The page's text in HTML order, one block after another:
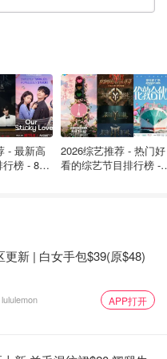
"而且，我真的很喜欢成为
"
CANADA
多伦多公寓内的淫窝中
面通缉19岁犯罪嫌疑
- 最新高
榜 - 8月
2026综艺推荐 - 热门好
看的综艺节目排行榜 -
更新 | 白女手包$39(原$48)
lululemon APP打开